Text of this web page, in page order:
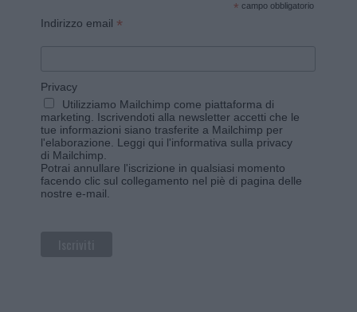
* campo obbligatorio
Indirizzo email *
Privacy
Utilizziamo Mailchimp come piattaforma di
marketing. Iscrivendoti alla newsletter accetti che le
tue informazioni siano trasferite a Mailchimp per
l'elaborazione. Leggi qui l'informativa sulla privacy
di Mailchimp
Potrai annullare l'iscrizione in qualsiasi momento
facendo clic sul collegamento nel piè di pagina delle
nostre e-mail.